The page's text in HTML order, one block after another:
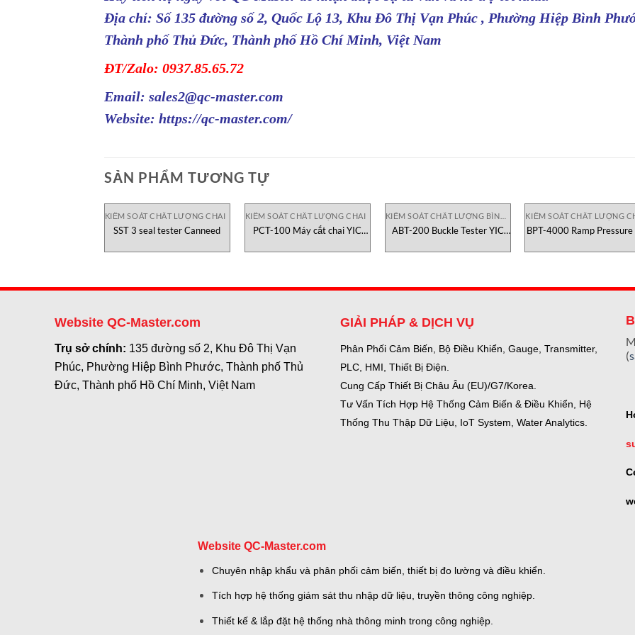
Địa chỉ: Số 135 đường số 2, Quốc Lộ 13, Khu Đô Thị Vạn Phúc , Phường Hiệp Bình
Thành phố Thủ Đức, Thành phố Hồ Chí Minh, Việt Nam
ĐT/Zalo: 0937.85.65.72
Email: sales2@qc-master.com
Website: https://qc-master.com/
SẢN PHẨM TƯƠNG TỰ
KIỂM SOÁT CHẤT LƯỢNG CHAI
SST 3 seal tester Canneed
KIỂM SOÁT CHẤT LƯỢNG CHAI
PCT-100 Máy cắt chai YIC
ABT-200 Buckle Tester YIC
KIỂM SOÁT CHẤT LƯỢNG
BPT-4000 Ramp Pressure
Website QC-Master.com
Trụ sở chính: 135 đường số 2, Khu Đô Thị Vạn
Phúc, Phường Hiệp Bình Phước, Thành phố Thủ
Đức, Thành phố Hồ Chí Minh, Việt Nam
GIẢI PHÁP & DỊCH VỤ
Phân Phối Cảm Biến, Bộ Điều Khiển, Gauge, Transmitter,
PLC, HMI, Thiết Bị Điện.
Cung Cấp Thiết Bị Châu Âu (EU)/G7/Korea.
Tư Vấn Tích Hợp Hệ Thống Cảm Biến & Điều Khiển, Hệ
Thống Thu Thập Dữ Liệu, IoT System, Water Analytics.
(
Website QC-Master.com
Chuyên nhập khẩu và phân phối cảm biến, thiết bị đo lường và điều khiển.
Tích hợp hệ thống giám sát thu nhập dữ liệu, truyền thông công nghiệp.
Thiết kế & lắp đặt hệ thống nhà thông minh trong công nghiệp.